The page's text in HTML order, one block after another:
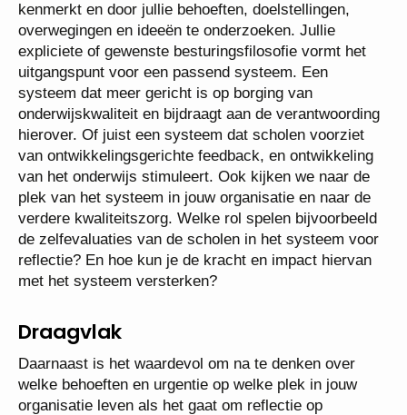
kenmerkt en door jullie behoeften, doelstellingen,
overwegingen en ideeën te onderzoeken. Jullie
expliciete of gewenste besturingsfilosofie vormt het
uitgangspunt voor een passend systeem. Een
systeem dat meer gericht is op borging van
onderwijskwaliteit en bijdraagt aan de verantwoording
hierover. Of juist een systeem dat scholen voorziet
van ontwikkelingsgerichte feedback, en ontwikkeling
van het onderwijs stimuleert. Ook kijken we naar de
plek van het systeem in jouw organisatie en naar de
verdere kwaliteitszorg. Welke rol spelen bijvoorbeeld
de zelfevaluaties van de scholen in het systeem voor
reflectie? En hoe kun je de kracht en impact hiervan
met het systeem versterken?
Draagvlak
Daarnaast is het waardevol om na te denken over
welke behoeften en urgentie op welke plek in jouw
organisatie leven als het gaat om reflectie op